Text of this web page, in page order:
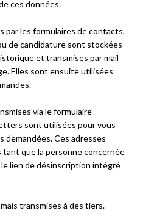
ces données.
par les formulaires de contacts,
de candidature sont stockées
et transmises par mail
Elles sont ensuite utilisées
via le formulaire
sont utilisées pour vous
Ces adresses
tant que la personne concernée
lien de désinscription intégré
transmises à des tiers.